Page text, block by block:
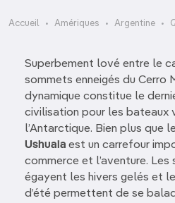
Accueil Amériques Argentine
Superbement lové entre le
sommets enneigés du Cerro
dynamique constitue le
civilisation pour les bateaux
l’Antarctique. Bien plus que
Ushuaia est un carrefour
commerce et l’aventure.
égayent les hivers gelés et
d’été permettent de se